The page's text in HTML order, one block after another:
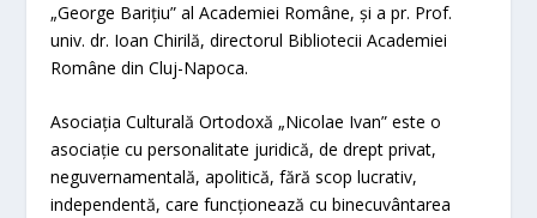
„George Barițiu” al Academiei Române, și a pr. Prof.
univ. dr. Ioan Chirilă, directorul Bibliotecii Academiei
Române din Cluj-Napoca.
Asociația Culturală Ortodoxă „Nicolae Ivan” este o
asociație cu personalitate juridică, de drept privat,
neguvernamentală, apolitică, fără scop lucrativ,
independentă, care funcționează cu binecuvântarea